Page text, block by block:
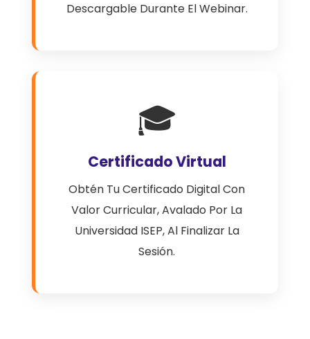
Descargable Durante El Webinar.
🎓
Certificado Virtual
Obtén Tu Certificado Digital Con
Valor Curricular, Avalado Por La
Universidad ISEP, Al Finalizar La
Sesión.